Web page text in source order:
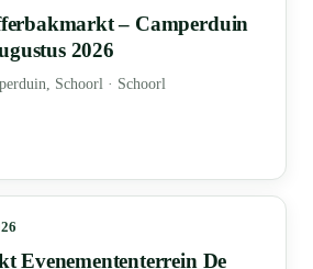
– Camperduin
2026
Schoorl · Schoorl
Evenemententerrein De